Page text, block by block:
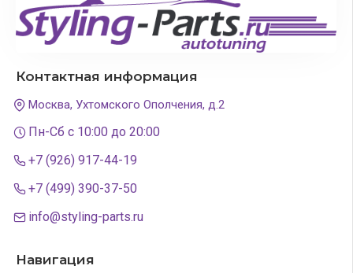
Контактная информация
Москва, Ухтомского Ополчения, д.2
Пн-Сб с 10:00 до 20:00
+7 (926) 917-44-19
+7 (499) 390-37-50
info@styling-parts.ru
Навигация